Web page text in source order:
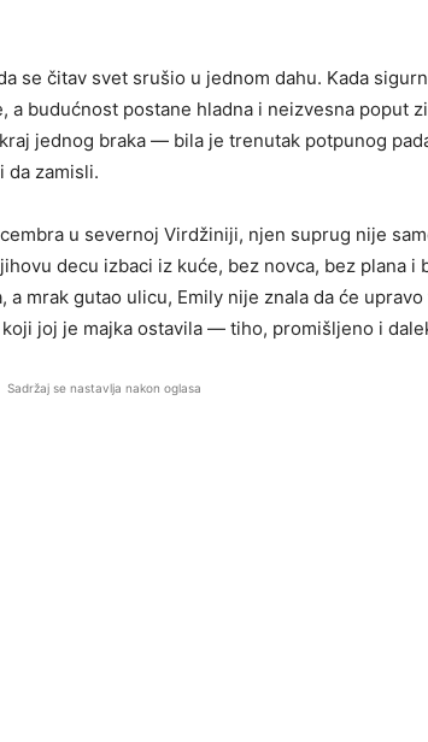
se čitav svet srušio u jednom dahu. Kada
a budućnost postane hladna i neizvesna poput
jednog braka — bila je trenutak potpunog
da zamisli.
u severnoj Virdžiniji, njen suprug nije
decu izbaci iz kuće, bez novca, bez plana i
a mrak gutao ulicu, Emily nije znala da će upravo
joj je majka ostavila — tiho, promišljeno i
Sadržaj se nastavlja nakon oglasa